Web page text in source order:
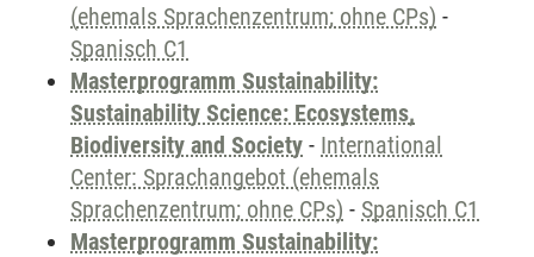
(ehemals Sprachenzentrum; ohne CPs) -
Spanisch C1
Masterprogramm Sustainability:
Sustainability Science: Ecosystems,
Biodiversity and Society - International
Center: Sprachangebot (ehemals
Sprachenzentrum; ohne CPs) - Spanisch C1
Masterprogramm Sustainability: